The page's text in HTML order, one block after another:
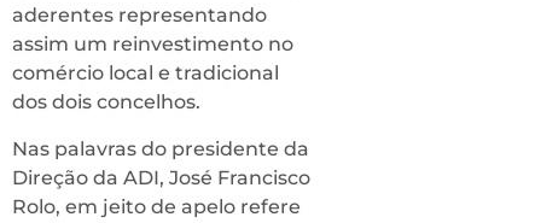
aderentes representando
assim um reinvestimento no
comércio local e tradicional
dos dois concelhos.
Nas palavras do presidente da
Direção da ADI, José Francisco
Rolo, em jeito de apelo refere